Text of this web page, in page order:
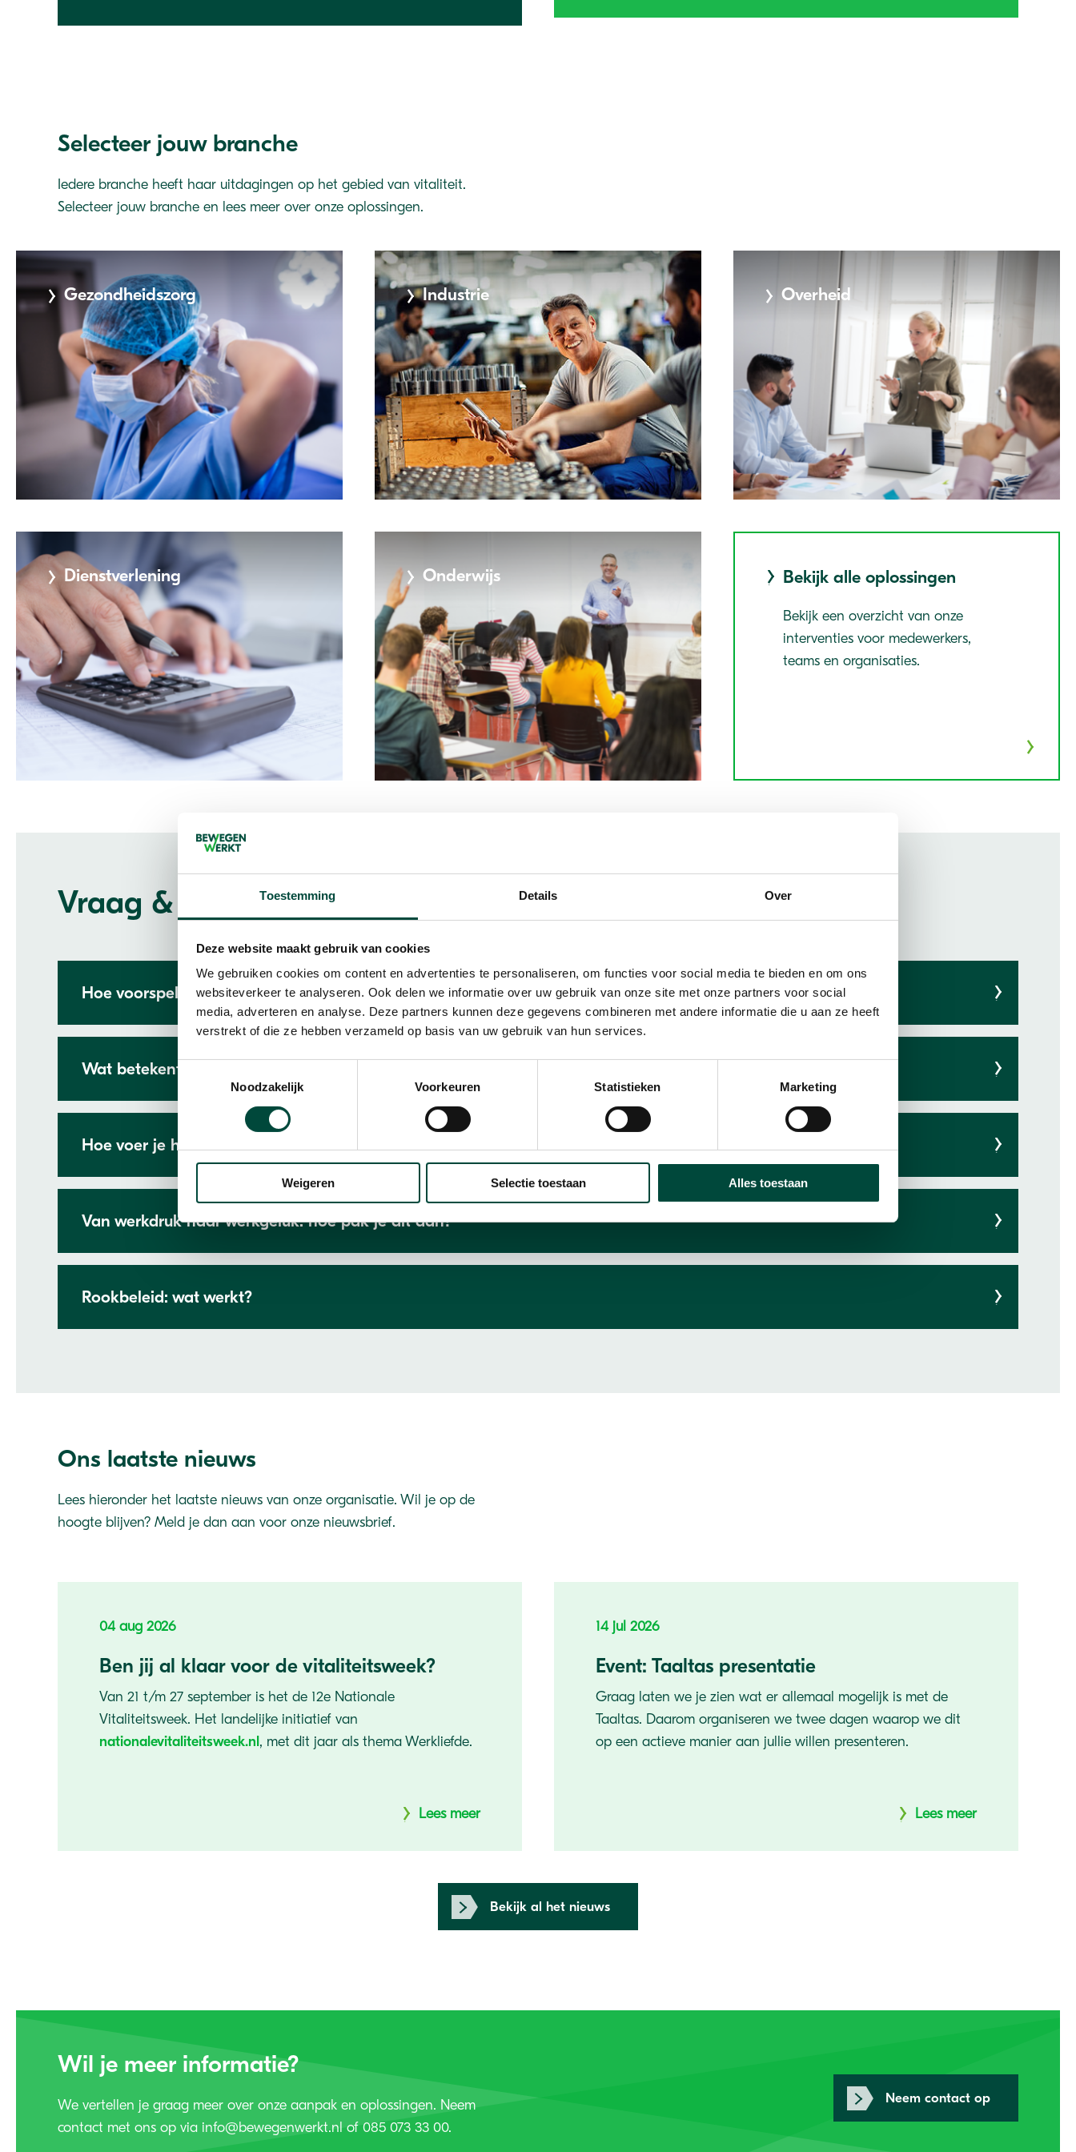
Toestemming Details Over
Deze website maakt gebruik van cookies
We gebruiken cookies om content en advertenties te personaliseren, om functies voor social media te bieden en om ons
websiteverkeer te analyseren. Ook delen we informatie over uw gebruik van onze site met onze partners voor social
media, adverteren en analyse. Deze partners kunnen deze gegevens combineren met andere informatie die u aan ze heeft
verstrekt of die ze hebben verzameld op basis van uw gebruik van hun services.
Toestemmingsselectie
Noodzakelijk
Voorkeuren Statistieken Marketing
Weigeren Selectie toestaan Alles toestaan
Selecteer jouw branche
Iedere branche heeft haar uitdagingen op het gebied van vitaliteit.
Selecteer jouw branche en lees meer over onze oplossingen.
Gezondheidszorg
Meer
informatie
Industrie
Meer
informatie
Overheid
Dienstverlening
Meer
informatie
Onderwijs
Meer
Bekijk alle oplossingen
Bekijk een overzicht van onze
interventies voor medewerkers,
teams en organisaties.
Vraag & antwoord
Hoe voorspel je het risico op uitval van medewerkers?
Wat betekent duurzame inzetbaarheid?
Hoe voer je het gesprek over duurzame inzetbaarheid?
Van werkdruk naar werkgeluk: hoe pak je dit aan?
Rookbeleid: wat werkt?
Ons laatste nieuws
Lees hieronder het laatste nieuws van onze organisatie. Wil je op de
hoogte blijven? Meld je dan aan voor onze nieuwsbrief.
04 aug 2026
Ben jij al klaar voor de vitaliteitsweek?
Van 21 t/m 27 september is het de 12e Nationale
Vitaliteitsweek. Het landelijke initiatief van
nationalevitaliteitsweek.nl, met dit jaar als thema Werkliefde.
Lees meer
14 jul 2026
Event: Taaltas presentatie
Graag laten we je zien wat er allemaal mogelijk is met de
Taaltas. Daarom organiseren we twee dagen waarop we dit
op een actieve manier aan jullie willen presenteren.
Lees meer
Bekijk al het nieuws
Wil je meer informatie?
We vertellen je graag meer over onze aanpak en oplossingen. Neem
contact met ons op via info@bewegenwerkt.nl of 085 073 33 00.
Neem contact op